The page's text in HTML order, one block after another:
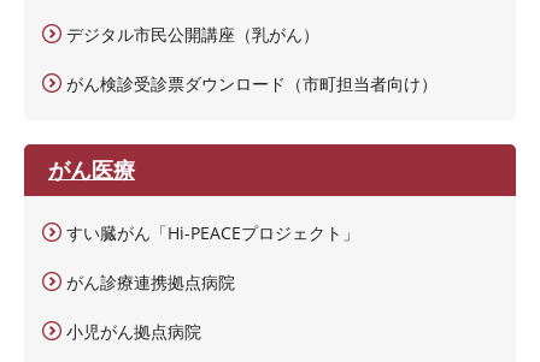
デジタル市民公開講座（乳がん）
がん検診受診票ダウンロード（市町担当者向け）
がん医療
すい臓がん「Hi-PEACEプロジェクト」
がん診療連携拠点病院
小児がん拠点病院